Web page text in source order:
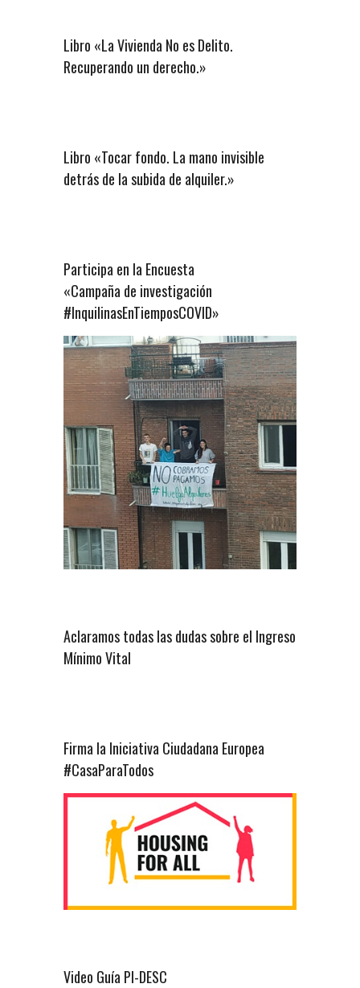
Libro «La Vivienda No es Delito.
Recuperando un derecho.»
Libro «Tocar fondo. La mano invisible
detrás de la subida de alquiler.»
Participa en la Encuesta
«Campaña de investigación
#InquilinasEnTiemposCOVID»
Aclaramos todas las dudas sobre el Ingreso
Mínimo Vital
Firma la Iniciativa Ciudadana Europea
#CasaParaTodos
Video Guía PI-DESC